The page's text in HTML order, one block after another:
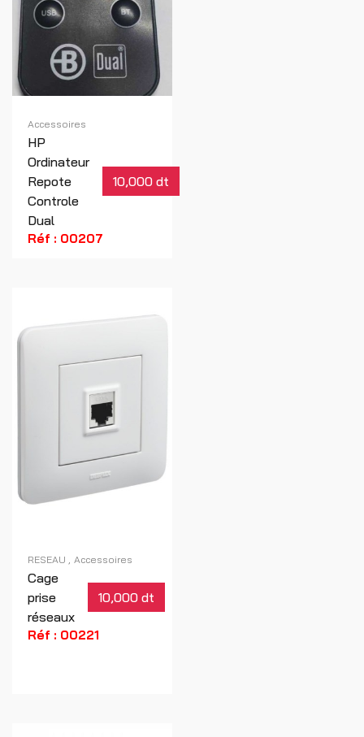
Accessoires
HP
Ordinateur
Repote
Controle
Dual
10,000 dt
Réf : 00207
RESEAU Accessoires
Cage
prise
réseaux
10,000 dt
Réf : 00221